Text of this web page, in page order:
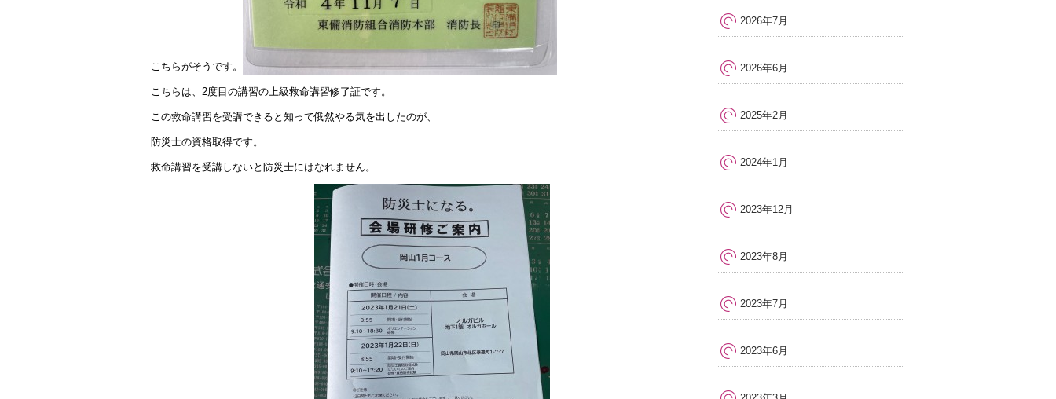
こちらがそうです。
こちらは、2度目の講習の上級救命講習修了証です。
この救命講習を受講できると知って俄然やる気を出したのが、
防災士の資格取得です。
救命講習を受講しないと防災士にはなれません。
2026年7月
2026年6月
2025年2月
2024年1月
2023年12月
2023年8月
2023年7月
2023年6月